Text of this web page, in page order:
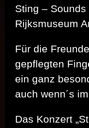
Sting –
Rijksmuseum
Für die
gepflegten
ein ganz
auch wenn´s
Das Konzert